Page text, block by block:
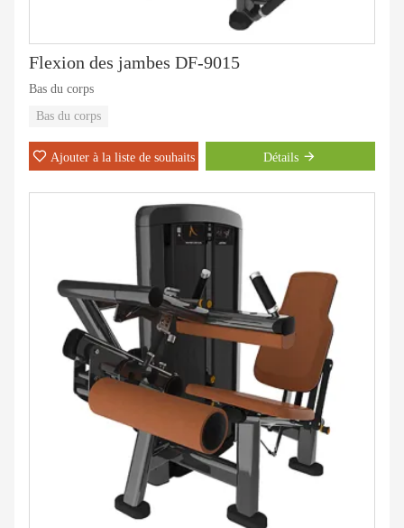
Flexion des jambes DF-9015
Bas du corps
Bas du corps
Ajouter à la liste de souhaits Détails